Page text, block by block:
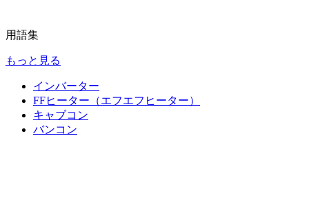
用語集
もっと見る
インバーター
FFヒーター（エフエフヒーター）
キャブコン
バンコン